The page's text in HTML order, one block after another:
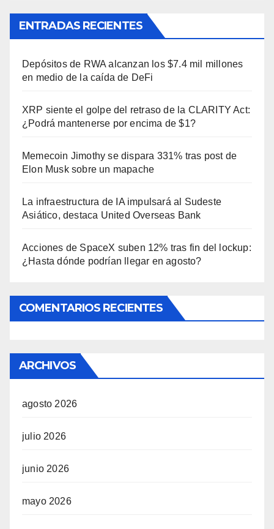
ENTRADAS RECIENTES
Depósitos de RWA alcanzan los $7.4 mil millones
en medio de la caída de DeFi
XRP siente el golpe del retraso de la CLARITY Act:
¿Podrá mantenerse por encima de $1?
Memecoin Jimothy se dispara 331% tras post de
Elon Musk sobre un mapache
La infraestructura de IA impulsará al Sudeste
Asiático, destaca United Overseas Bank
Acciones de SpaceX suben 12% tras fin del lockup:
¿Hasta dónde podrían llegar en agosto?
COMENTARIOS RECIENTES
ARCHIVOS
agosto 2026
julio 2026
junio 2026
mayo 2026